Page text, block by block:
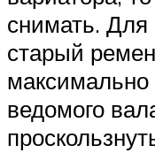
снимать.
старый
ведомого